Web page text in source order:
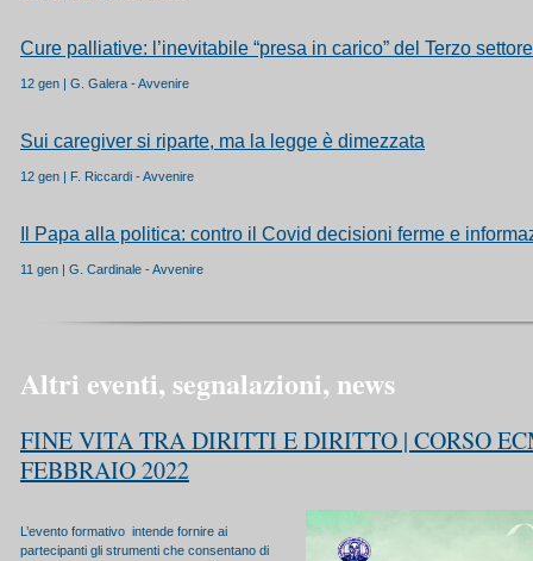
Cure palliative: l’inevitabile “presa in carico” del Terzo settore
12 gen | G. Galera - Avvenire
Sui caregiver si riparte, ma la legge è dimezzata
12 gen | F. Riccardi - Avvenire
Il Papa alla politica: contro il Covid decisioni ferme e
11 gen | G. Cardinale - Avvenire
Altri eventi, segnalazioni, news
FINE VITA TRA DIRITTI E DIRITTO | CORSO
FEBBRAIO 2022
L’evento formativo intende fornire ai
partecipanti gli strumenti che consentano di